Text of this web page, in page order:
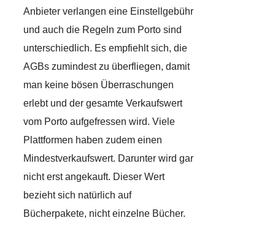
Anbieter verlangen eine Einstellgebühr
und auch die Regeln zum Porto sind
unterschiedlich. Es empfiehlt sich, die
AGBs zumindest zu überfliegen, damit
man keine bösen Überraschungen
erlebt und der gesamte Verkaufswert
vom Porto aufgefressen wird. Viele
Plattformen haben zudem einen
Mindestverkaufswert. Darunter wird gar
nicht erst angekauft. Dieser Wert
bezieht sich natürlich auf
Bücherpakete, nicht einzelne Bücher.